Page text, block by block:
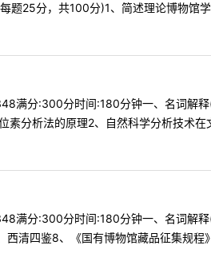
题25分，共100分)1、简述理论博物馆
满分:300分时间:180分钟一、名词解
分析法的原理2、自然科学分析技术在
满分:300分时间:180分钟一、名词解
清四鉴8、《国有博物馆藏品征集规程